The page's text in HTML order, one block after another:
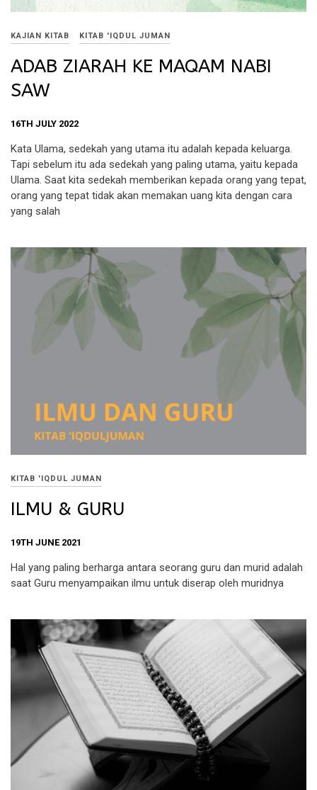
KAJIAN KITAB KITAB 'IQDUL JUMAN
ADAB ZIARAH KE MAQAM NABI
SAW
16TH JULY 2022
Kata Ulama, sedekah yang utama itu adalah kepada keluarga.
Tapi sebelum itu ada sedekah yang paling utama, yaitu kepada
Ulama. Saat kita sedekah memberikan kepada orang yang tepat,
orang yang tepat tidak akan memakan uang kita dengan cara
yang salah
KITAB 'IQDUL JUMAN
ILMU & GURU
19TH JUNE 2021
Hal yang paling berharga antara seorang guru dan murid adalah
saat Guru menyampaikan ilmu untuk diserap oleh muridnya